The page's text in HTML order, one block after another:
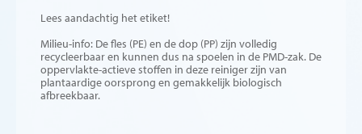
Lees aandachtig het etiket!
Milieu-info: De fles (PE) en de dop (PP) zijn volledig
recycleerbaar en kunnen dus na spoelen in de PMD-zak. De
oppervlakte-actieve stoffen in deze reiniger zijn van
plantaardige oorsprong en gemakkelijk biologisch
afbreekbaar.